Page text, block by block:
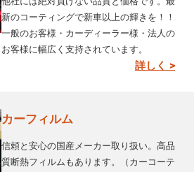
新のコーティングで新車以上の輝きを！！
一般のお客様・カーディーラー様・法人の
お客様に幅広く支持されています。
詳しく >
カーフィルム
信頼と安心の国産メーカー取り扱い。高品
質断熱フィルムもあります。（カーコーテ